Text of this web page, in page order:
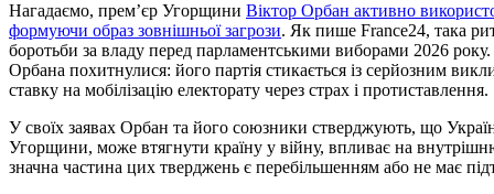
Нагадаємо, прем’єр Угорщини Віктор Орбан активно
формуючи образ зовнішньої загрози. Як пише France24, така
боротьби за владу перед парламентськими виборами 2026
Орбана похитнулися: його партія стикається із серйозним
ставку на мобілізацію електорату через страх і протиставлення.
У своїх заявах Орбан та його союзники стверджують, що
Угорщини, може втягнути країну у війну, впливає на
значна частина цих тверджень є перебільшенням або не має